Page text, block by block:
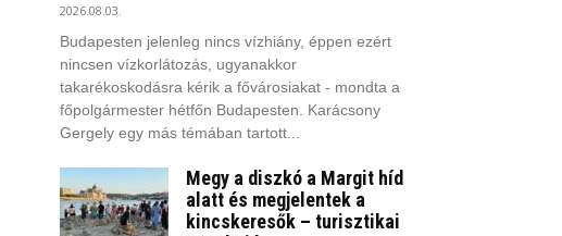
2026.08.03.
Budapesten jelenleg nincs vízhiány, éppen ezért
nincsen vízkorlátozás, ugyanakkor
takarékoskodásra kérik a fővárosiakat - mondta a
főpolgármester hétfőn Budapesten. Karácsony
Gergely egy más témában tartott...
Megy a diszkó a Margit híd
alatt és megjelentek a
kincskeresők – turisztikai